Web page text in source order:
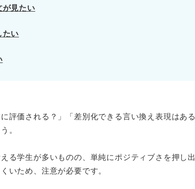
己PRの作り方
ストーリーで差をつけて内定につなげよう
が見たい
たい
評価される？」「差別化できる言い換え表現はある
。
る学生が多いものの、単純にポジティブさを押し出
いため、注意が必要です。